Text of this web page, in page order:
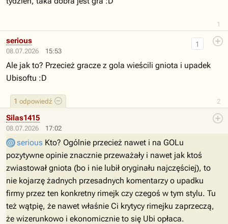
1
08.07.2026 15:53
2
1
1 odpowiedź
serious
Ale jak to? Przecież gracze z gola wieścili gniota i upadek
Ubisoftu :D
08.07.2026 17:02
Silas1415
serious Kto? Ogólnie przecież nawet i na GOLu
pozytywne opinie znacznie przeważały i nawet jak ktoś
zwiastował gniota (bo i nie lubił oryginału najczęściej), to
nie kojarzę żadnych przesadnych komentarzy o upadku
firmy przez ten konkretny rimejk czy czegoś w tym stylu. Tu
też wątpię, że nawet właśnie Ci krytycy rimejku zaprzeczą,
że wizerunkowo i ekonomicznie to się Ubi opłaca.